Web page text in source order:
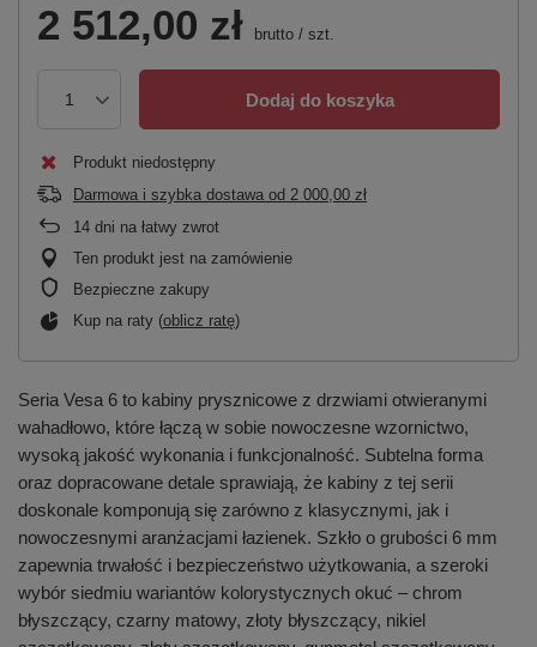
2 512,00 zł brutto / szt.
Dodaj do koszyka
Produkt niedostępny
Darmowa i szybka dostawa od 2 000,00 zł
14 dni na łatwy zwrot
Ten produkt jest na zamówienie
Bezpieczne zakupy
Kup na raty (oblicz ratę)
Seria Vesa 6 to kabiny prysznicowe z drzwiami otwieranymi
wahadłowo, które łączą w sobie nowoczesne wzornictwo,
wysoką jakość wykonania i funkcjonalność. Subtelna forma
oraz dopracowane detale sprawiają, że kabiny z tej serii
doskonale komponują się zarówno z klasycznymi, jak i
nowoczesnymi aranżacjami łazienek. Szkło o grubości 6 mm
zapewnia trwałość i bezpieczeństwo użytkowania, a szeroki
wybór siedmiu wariantów kolorystycznych okuć – chrom
błyszczący, czarny matowy, złoty błyszczący, nikiel